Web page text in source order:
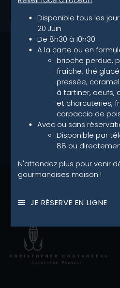
Disponible tous les
20 Juin
De 8h30 à 10h30
A la carte ou en
brioche perdue,
fraîche, thé
pressée,
à tartiner, oeufs,
et charcuteries,
carpaccio de
Avec ou sans
Disponible par
88 ou
N'attendez plus pour venir
gourmandises maison !
JE RÉSERVE EN LIGNE